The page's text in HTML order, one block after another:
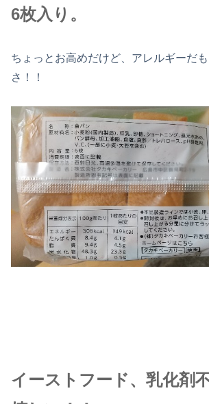
6枚入り。
ちょっとお高めだけど、アレルギーだ
さ！！
イーストフード、乳化剤